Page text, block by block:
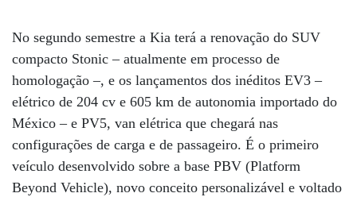
No segundo semestre a Kia terá a renovação do SUV
compacto Stonic – atualmente em processo de
homologação –, e os lançamentos dos inéditos EV3 –
elétrico de 204 cv e 605 km de autonomia importado do
México – e PV5, van elétrica que chegará nas
configurações de carga e de passageiro. É o primeiro
veículo desenvolvido sobre a base PBV (Platform
Beyond Vehicle), novo conceito personalizável e voltado